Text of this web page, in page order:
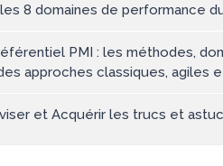
8 domaines de performance
PMI : les méthodes,
approches classiques, agiles
et Acquérir les trucs et